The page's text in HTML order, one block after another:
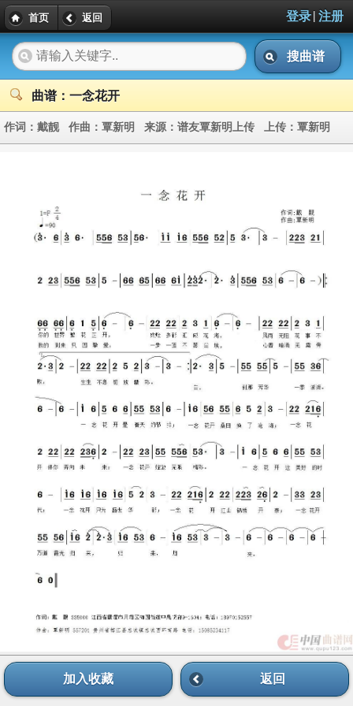
首页 返回 登录| 注册
搜曲谱
曲谱：一念花开
作词： 戴靓 作曲： 覃新明 来源： 谱友覃新明上传 上传： 覃新明
加入收藏 返回